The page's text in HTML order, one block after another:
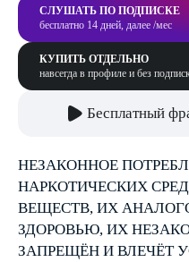
СЛУШАТЬ ПО ПОДПИСКЕ
бесплатно 14 дней, далее /мес
КУПИТЬ ОТДЕЛЬНО
навсегда в профиле и без
Бесплатный
НЕЗАКОННОЕ
НАРКОТИЧЕСКИХ
ВЕЩЕСТВ, ИХ
ЗДОРОВЬЮ, ИХ
ЗАПРЕЩЁН И ВЛЕЧЁТ